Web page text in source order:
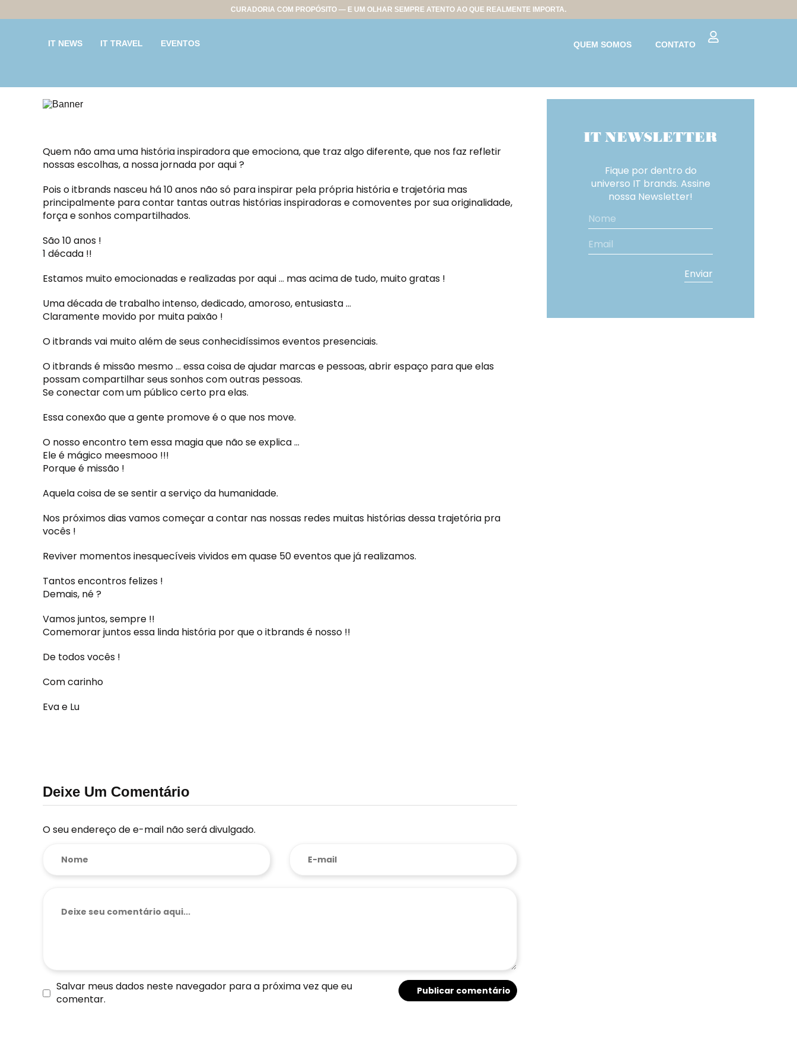
CURADORIA COM PROPÓSITO — E UM OLHAR SEMPRE ATENTO AO QUE REALMENTE IMPORTA.
IT NEWS IT TRAVEL EVENTOS QUEM SOMOS CONTATO
Quem não ama uma história inspiradora que emociona, que traz algo diferente, que nos faz refletir
nossas escolhas, a nossa jornada por aqui ?
Pois o itbrands nasceu há 10 anos não só para inspirar pela própria história e trajetória mas
principalmente para contar tantas outras histórias inspiradoras e comoventes por sua originalidade,
força e sonhos compartilhados.
São 10 anos !
1 década !!
Estamos muito emocionadas e realizadas por aqui … mas acima de tudo, muito gratas !
Uma década de trabalho intenso, dedicado, amoroso, entusiasta …
Claramente movido por muita paixão !
O itbrands vai muito além de seus conhecidíssimos eventos presenciais.
O itbrands é missão mesmo … essa coisa de ajudar marcas e pessoas, abrir espaço para que elas
possam compartilhar seus sonhos com outras pessoas.
Se conectar com um público certo pra elas.
Essa conexão que a gente promove é o que nos move.
O nosso encontro tem essa magia que não se explica …
Ele é mágico meesmooo !!!
Porque é missão !
Aquela coisa de se sentir a serviço da humanidade.
Nos próximos dias vamos começar a contar nas nossas redes muitas histórias dessa trajetória pra
vocês !
Reviver momentos inesquecíveis vividos em quase 50 eventos que já realizamos.
Tantos encontros felizes !
Demais, né ?
Vamos juntos, sempre !!
Comemorar juntos essa linda história por que o itbrands é nosso !!
De todos vocês !
Com carinho
Eva e Lu
Deixe Um Comentário
O seu endereço de e-mail não será divulgado.
Salvar meus dados neste navegador para a próxima vez que eu
comentar.
IT NEWSLETTER
Fique por dentro do
universo IT brands. Assine
nossa Newsletter!